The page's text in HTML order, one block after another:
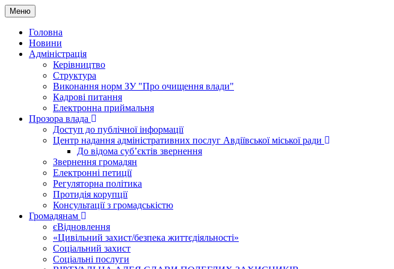
Меню
Головна
Новини
Адміністрація
Керівництво
Структура
Виконання норм ЗУ "Про очищення влади"
Кадрові питання
Електронна приймальня
Прозора влада
Доступ до публічної інформації
Центр надання адміністративних послуг Авдіївської міської ради
До відома суб’єктів звернення
Звернення громадян
Електронні петиції
Регуляторна політика
Протидія корупції
Консультації з громадськістю
Громадянам
єВідновлення
«Цивільний захист/безпека життєдіяльності»
Соціальний захист
Соціальні послуги